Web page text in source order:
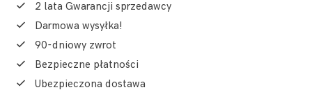
2 lata Gwarancji sprzedawcy
Darmowa wysyłka!
90-dniowy zwrot
Bezpieczne płatności
Ubezpieczona dostawa